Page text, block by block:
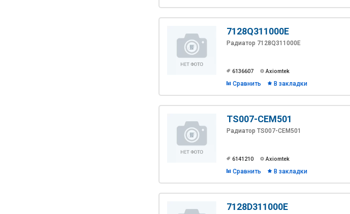
7128Q311000E
Радиатор 7128Q311000E
6136607 Axiomtek
Сравнить В закладки
TS007-CEM501
Радиатор TS007-CEM501
6141210 Axiomtek
Сравнить В закладки
7128D311000E